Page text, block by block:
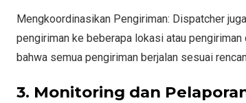
Mengkoordinasikan Pengiriman: Dispatcher
pengiriman ke beberapa lokasi atau
bahwa semua pengiriman berjalan sesuai
3. Monitoring dan